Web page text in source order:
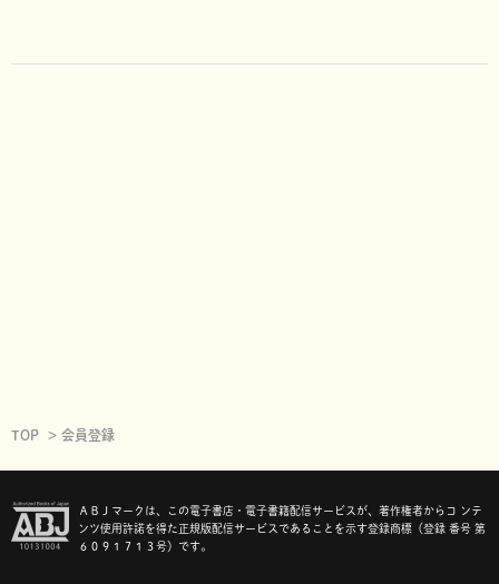
TOP 会員登録
ＡＢＪマークは、この電子書店・電子書籍配信サービスが、著作権者からコ ンテ
ンツ使用許諾を得た正規版配信サービスであることを示す登録商標（登録 番号 第
６０９１７１３号）です。